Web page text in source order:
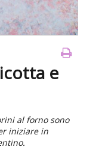
e
al forno sono
iniziare in